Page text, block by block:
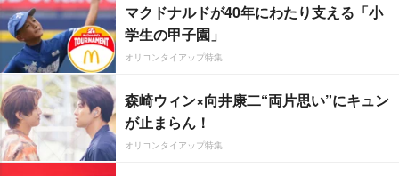
マクドナルドが40年にわたり支える「小
学生の甲子園」
オリコンタイアップ特集
森崎ウィン×向井康二“両片思い”にキュン
が止まらん！
オリコンタイアップ特集